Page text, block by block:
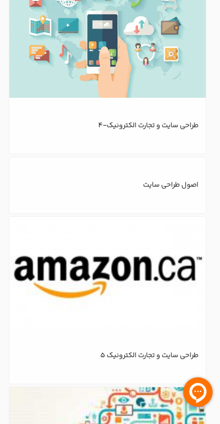
طراحی سایت و تجارت الکترونیک-2
طراحی سایت و بهینه سازی سئو صفحات-1
طراحی سایت و تجارت الکترونیک-4
اصول طراحی سایت